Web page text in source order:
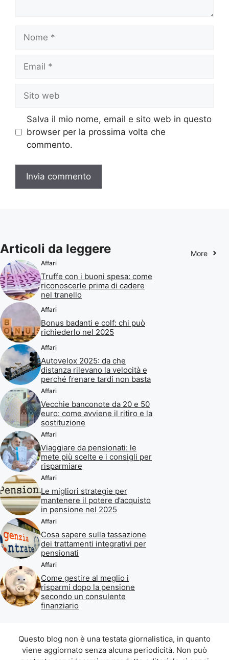
Nome
Email
Sito
web
Salva il mio nome, email e sito web in questo
browser per la prossima volta che
commento.
Articoli da leggere More
Affari
Truffe con i buoni spesa: come
riconoscerle prima di cadere
nel tranello
Affari
Bonus badanti e colf: chi può
richiederlo nel 2025
Affari
Autovelox 2025: da che
distanza rilevano la velocità e
perché frenare tardi non basta
Affari
Vecchie banconote da 20 e 50
euro: come avviene il ritiro e la
sostituzione
Affari
Viaggiare da pensionati: le
mete più scelte e i consigli per
risparmiare
Affari
Le migliori strategie per
mantenere il potere d’acquisto
in pensione nel 2025
Affari
Cosa sapere sulla tassazione
dei trattamenti integrativi per
pensionati
Affari
Come gestire al meglio i
risparmi dopo la pensione
secondo un consulente
finanziario
Questo blog non è una testata giornalistica, in quanto
viene aggiornato senza alcuna periodicità. Non può